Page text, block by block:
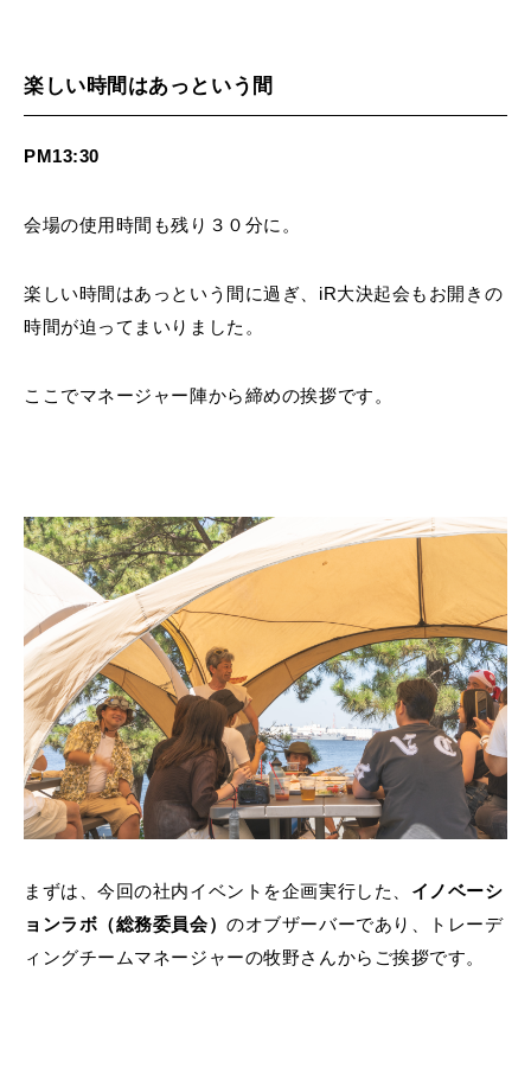
楽しい時間はあっという間
PM13:30
会場の使用時間も残り３０分に。
楽しい時間はあっという間に過ぎ、iR大決起会もお開きの
時間が迫ってまいりました。
ここでマネージャー陣から締めの挨拶です。
まずは、今回の社内イベントを企画実行した、 イノベーシ
ョンラボ（総務委員会）のオブザーバーであり、トレーデ
ィングチームマネージャーの牧野さんからご挨拶です。